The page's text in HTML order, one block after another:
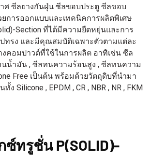
ศ ซีลยางกันฝุ่น ซีลขอบประตู ซีลขอบ
การออกแบบและเทคนิคการผลิตพิเศษ
Section ที่ได้มีความยืดหยุ่นและการ
ทรง และมีคุณสมบัติเฉพาะตัวตามแต่ละ
คอมปาวด์ที่ใช้ในการผลิต อาทิเช่น ซีล
นน้ำมัน , ซีลทนความร้อนสูง , ซีลทนความ
Free เป็นต้น พร้อมด้วยวัตถุดิบที่นำมา
ง Silicone , EPDM , CR , NBR , NR , FKM
ซ์ทรูชั่นP(SOLID)-